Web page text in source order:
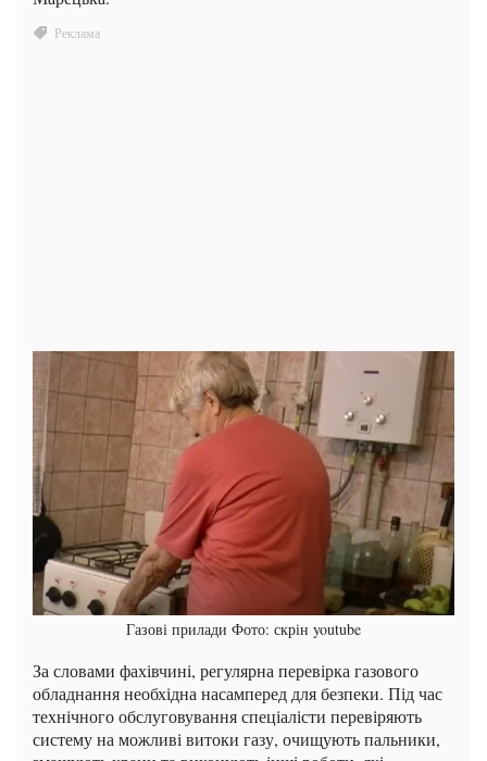
Газові прилади Фото: скрін youtube
За словами фахівчині, регулярна перевірка газового
обладнання необхідна насамперед для безпеки. Під час
технічного обслуговування спеціалісти перевіряють
систему на можливі витоки газу, очищують пальники,